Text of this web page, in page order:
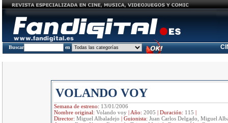
Buscar en
VOLANDO VOY
Semana de estreno: 13/01/2006
Nombre original: Volando voy| Año: 2005 | Duración: 115 |
Director: Miguel Albaladejo | Guionista: Juan Carlos Delgado, Miguel